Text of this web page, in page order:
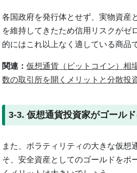
各国政府を発行体とせず、実物資産
を維持してきたため信用リスクがゼ
的にはこれ以上なく適している商品
関連：仮想通貨（ビットコイン）相
数の取引所を開くメリットと分散投
3-3. 仮想通貨投資家がゴール
また、ボラティリティの大きな仮想
そ、安全資産としてのゴールドをポ